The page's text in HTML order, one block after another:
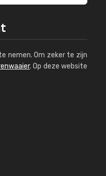
nemen. Om zeker te zijn
. Op deze website